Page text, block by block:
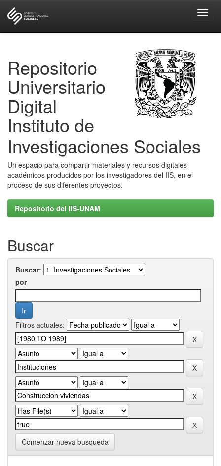
Repositorio
Universitario
Digital
Instituto de
Investigaciones Sociales
Un espacio para compartir materiales y recursos digitales
académicos producidos por los investigadores del IIS, en el
proceso de sus diferentes proyectos.
Repositorio del IIS-UNAM
Buscar
Buscar:
por
Filtros actuales:
Comenzar nueva busqueda